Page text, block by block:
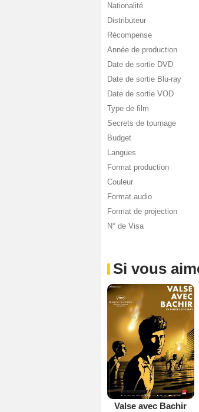
Nationalité
Distributeur
Récompense
Année de production
Date de sortie DVD
Date de sortie Blu-ray
Date de sortie VOD
Type de film
Secrets de tournage
Budget
Langues
Format production
Couleur
Format audio
Format de projection
N° de Visa
Si vous
Valse avec Bachir